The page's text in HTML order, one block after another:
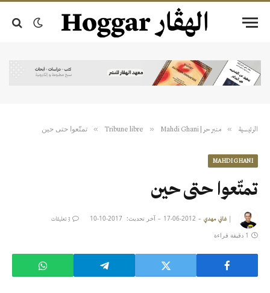
الرئيسية » منبر حر | Tribune libre » Mahdi Ghani
» تمتّعوا حتى حين
MAHDI GHANI
تمتّعوا حتى حين
| غاني مهدي 2012-06-17 آخر تحديث: 2017-10-10 3 تعليقات
1 دقيقة قراءة